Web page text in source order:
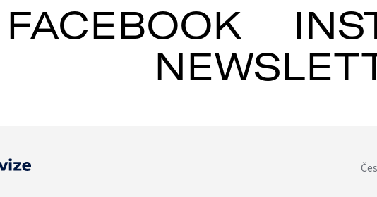
FACEBOOK